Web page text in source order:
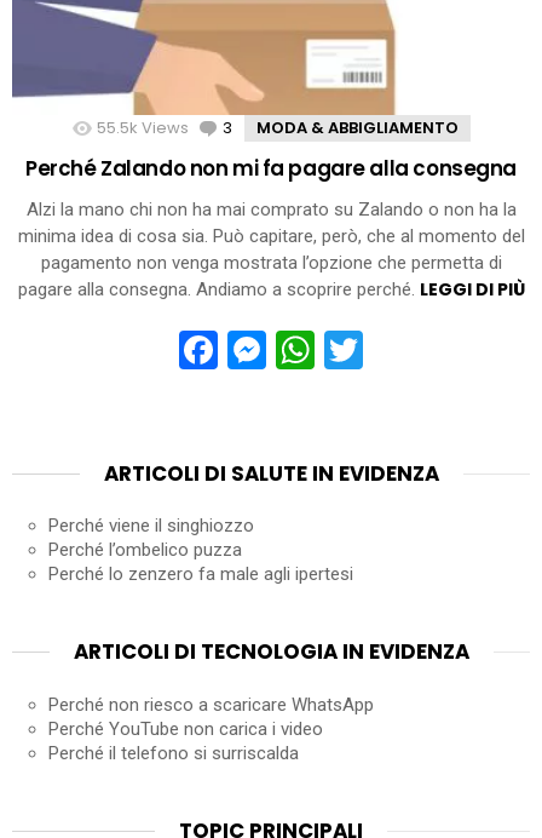
55.5k Views 3 Comments
MODA & ABBIGLIAMENTO
Perché Zalando non mi fa pagare alla consegna
Alzi la mano chi non ha mai comprato su Zalando o non ha la
minima idea di cosa sia. Può capitare, però, che al momento del
pagamento non venga mostrata l’opzione che permetta di
pagare alla consegna. Andiamo a scoprire perché. LEGGI DI PIÙ
Facebook
Messenger
WhatsApp
ARTICOLI DI SALUTE IN EVIDENZA
Perché viene il singhiozzo
Perché l’ombelico puzza
Perché lo zenzero fa male agli ipertesi
ARTICOLI DI TECNOLOGIA IN EVIDENZA
Perché non riesco a scaricare WhatsApp
Perché YouTube non carica i video
Perché il telefono si surriscalda
TOPIC PRINCIPALI